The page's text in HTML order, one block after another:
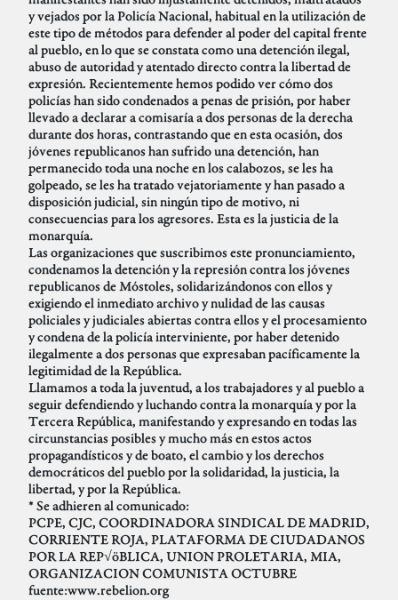
y vejados por la Policía Nacional, habitual en la utilización de
este tipo de métodos para defender al poder del capital frente
al pueblo, en lo que se constata como una detención ilegal,
abuso de autoridad y atentado directo contra la libertad de
expresión. Recientemente hemos podido ver cómo dos
policías han sido condenados a penas de prisión, por haber
llevado a declarar a comisaría a dos personas de la derecha
durante dos horas, contrastando que en esta ocasión, dos
jóvenes republicanos han sufrido una detención, han
permanecido toda una noche en los calabozos, se les ha
golpeado, se les ha tratado vejatoriamente y han pasado a
disposición judicial, sin ningún tipo de motivo, ni
consecuencias para los agresores. Esta es la justicia de la
monarquía.
Las organizaciones que suscribimos este pronunciamiento,
condenamos la detención y la represión contra los jóvenes
republicanos de Móstoles, solidarizándonos con ellos y
exigiendo el inmediato archivo y nulidad de las causas
policiales y judiciales abiertas contra ellos y el procesamiento
y condena de la policía interviniente, por haber detenido
ilegalmente a dos personas que expresaban pacíficamente la
legitimidad de la República.
Llamamos a toda la juventud, a los trabajadores y al pueblo a
seguir defendiendo y luchando contra la monarquía y por la
Tercera República, manifestando y expresando en todas las
circunstancias posibles y mucho más en estos actos
propagandísticos y de boato, el cambio y los derechos
democráticos del pueblo por la solidaridad, la justicia, la
libertad, y por la República.
* Se adhieren al comunicado:
PCPE, CJC, COORDINADORA SINDICAL DE MADRID,
CORRIENTE ROJA, PLATAFORMA DE CIUDADANOS
POR LA REP√öBLICA, UNION PROLETARIA, MIA,
ORGANIZACION COMUNISTA OCTUBRE
fuente:www.rebelion.org